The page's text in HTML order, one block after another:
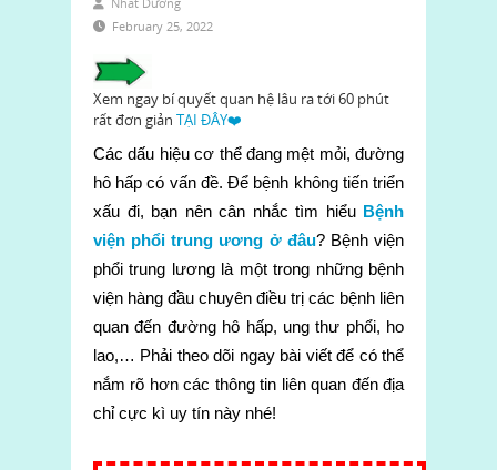
February 25, 2022
Xem ngay bí quyết quan hệ lâu ra tới 60 phút
rất đơn giản TẠI ĐÂY❤️
Các dấu hiệu cơ thể đang mệt mỏi, đường
hô hấp có vấn đề. Để bệnh không tiến triển
xấu đi, bạn nên cân nhắc tìm hiểu Bệnh
viện phổi trung ương ở đâu? Bệnh viện
phổi trung lương là một trong những bệnh
viện hàng đầu chuyên điều trị các bệnh liên
quan đến đường hô hấp, ung thư phổi, ho
lao,… Phải theo dõi ngay bài viết để có thể
nắm rõ hơn các thông tin liên quan đến địa
chỉ cực kì uy tín này nhé!